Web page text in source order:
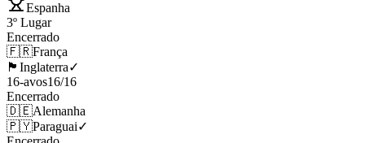
Espanha
3º Lugar
Encerrado
🇫🇷França
🏴󠁧󠁢󠁥󠁮󠁧󠁿 Inglaterra✓
16-avos16/16
Encerrado
🇩🇪Alemanha
🇵🇾Paraguai✓